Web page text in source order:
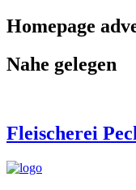
Homepage
Nahe gelegen
Fleischerei